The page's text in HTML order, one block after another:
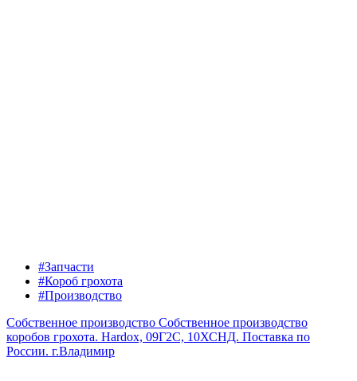
#Запчасти
#Короб грохота
#Производство
Собственное производство Собственное производство
коробов грохота. Hardox, 09Г2С, 10ХСНД. Поставка по
России. г.Владимир